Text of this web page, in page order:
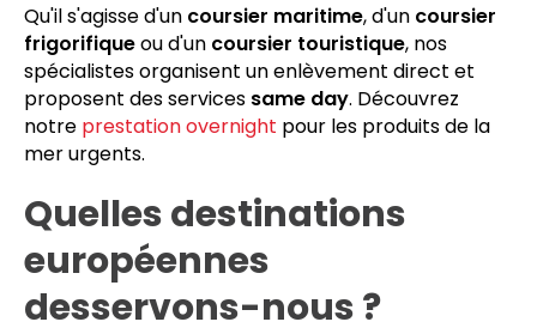
Qu'il s'agisse d'un coursier maritime, d'un coursier
frigorifiqueou d'un coursier touristique, nos
spécialistes organisent un enlèvement direct et
proposent des services same day. Découvrez
notre prestation overnight pour les produits de la
mer urgents.
Quelles destinations
européennes
desservons-nous ?